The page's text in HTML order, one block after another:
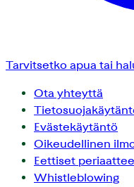
Tarvitsetko apua tai
Ota yhteyttä
Evästekäytäntö
Oikeudellinen
Eettiset
Whistleblowing